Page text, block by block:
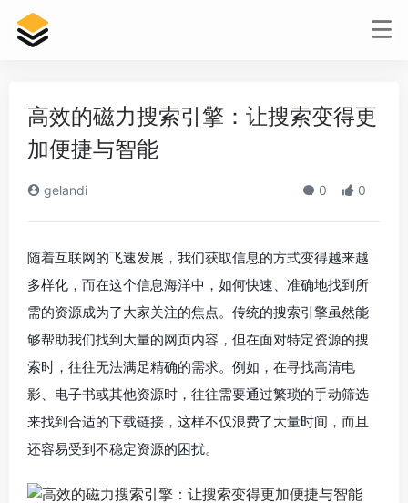
高效的磁力搜索引擎：让搜索变得更
加便捷与智能
gelandi 0 0
随着互联网的飞速发展，我们获取信息的方式变得越来越
多样化，而在这个信息海洋中，如何快速、准确地找到所
需的资源成为了大家关注的焦点。传统的搜索引擎虽然能
够帮助我们找到大量的网页内容，但在面对特定资源的搜
索时，往往无法满足精确的需求。例如，在寻找高清电
影、电子书或其他资源时，往往需要通过繁琐的手动筛选
来找到合适的下载链接，这样不仅浪费了大量时间，而且
还容易受到不稳定资源的困扰。